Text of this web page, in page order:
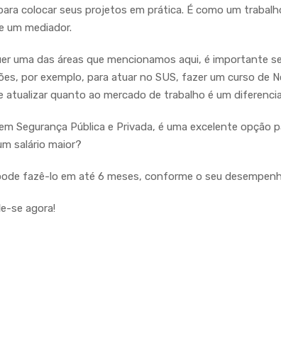
colocar seus projetos em prática. É como um
um mediador.
uma das áreas que mencionamos aqui, é importante
por exemplo, para atuar no SUS, fazer um curso de
quanto ao mercado de trabalho é um
Segurança Pública e Privada, é uma excelente opção
salário maior?
fazê-lo em até 6 meses, conforme o seu
se agora!